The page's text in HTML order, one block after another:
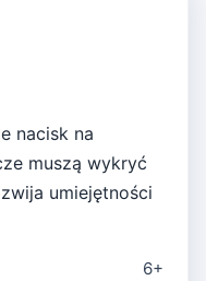
nacisk na
muszą wykryć
umiejętności
6+